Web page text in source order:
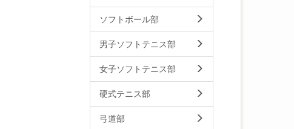
ソフトボール部
男子ソフトテニス部
女子ソフトテニス部
硬式テニス部
弓道部